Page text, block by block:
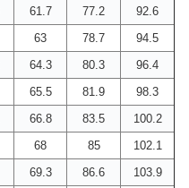
61.7 77.2
92.6
63 78.7
94.5
64.3 80.3
96.4
65.5 81.9
98.3
66.8 83.5
100.2
68 85
102.1
69.3 86.6
103.9